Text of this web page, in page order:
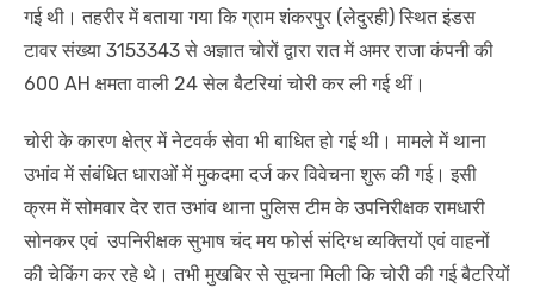
गई थी। तहरीर में बताया गया कि ग्राम शंकरपुर (लेदुरही) स्थित इंडस
टावर संख्या 3153343 से अज्ञात चोरों द्वारा रात में अमर राजा कंपनी की
600 AH क्षमता वाली 24 सेल बैटरियां चोरी कर ली गई थीं।
चोरी के कारण क्षेत्र में नेटवर्क सेवा भी बाधित हो गई थी। मामले में थाना
उभांव में संबंधित धाराओं में मुकदमा दर्ज कर विवेचना शुरू की गई। इसी
क्रम में सोमवार देर रात उभांव थाना पुलिस टीम के उपनिरीक्षक रामधारी
सोनकर एवं उपनिरीक्षक सुभाष चंद मय फोर्स संदिग्ध व्यक्तियों एवं वाहनों
की चेकिंग कर रहे थे। तभी मुखबिर से सूचना मिली कि चोरी की गई बैटरियों